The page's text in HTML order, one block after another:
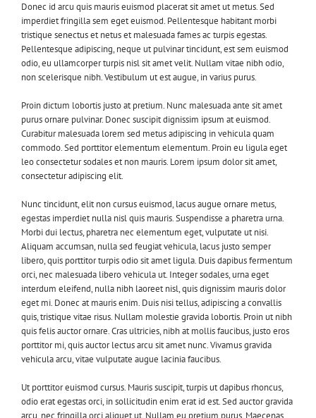
Donec id arcu quis mauris euismod placerat sit amet ut metus. Sed
imperdiet fringilla sem eget euismod. Pellentesque habitant morbi
tristique senectus et netus et malesuada fames ac turpis egestas.
Pellentesque adipiscing, neque ut pulvinar tincidunt, est sem euismod
odio, eu ullamcorper turpis nisl sit amet velit. Nullam vitae nibh odio,
non scelerisque nibh. Vestibulum ut est augue, in varius purus.
Proin dictum lobortis justo at pretium. Nunc malesuada ante sit amet
purus ornare pulvinar. Donec suscipit dignissim ipsum at euismod.
Curabitur malesuada lorem sed metus adipiscing in vehicula quam
commodo. Sed porttitor elementum elementum. Proin eu ligula eget
leo consectetur sodales et non mauris. Lorem ipsum dolor sit amet,
consectetur adipiscing elit.
Nunc tincidunt, elit non cursus euismod, lacus augue ornare metus,
egestas imperdiet nulla nisl quis mauris. Suspendisse a pharetra urna.
Morbi dui lectus, pharetra nec elementum eget, vulputate ut nisi.
Aliquam accumsan, nulla sed feugiat vehicula, lacus justo semper
libero, quis porttitor turpis odio sit amet ligula. Duis dapibus fermentum
orci, nec malesuada libero vehicula ut. Integer sodales, urna eget
interdum eleifend, nulla nibh laoreet nisl, quis dignissim mauris dolor
eget mi. Donec at mauris enim. Duis nisi tellus, adipiscing a convallis
quis, tristique vitae risus. Nullam molestie gravida lobortis. Proin ut nibh
quis felis auctor ornare. Cras ultricies, nibh at mollis faucibus, justo eros
porttitor mi, quis auctor lectus arcu sit amet nunc. Vivamus gravida
vehicula arcu, vitae vulputate augue lacinia faucibus.
Ut porttitor euismod cursus. Mauris suscipit, turpis ut dapibus rhoncus,
odio erat egestas orci, in sollicitudin enim erat id est. Sed auctor gravida